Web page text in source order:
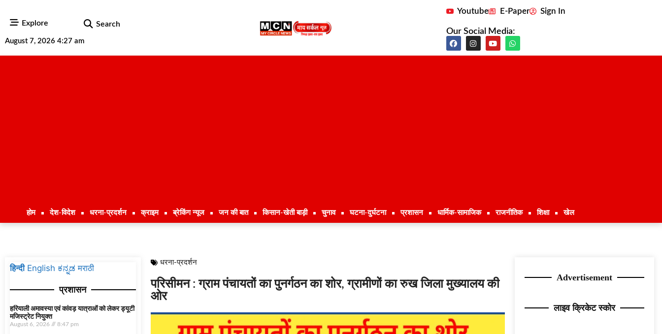
Explore Search
August 7, 2026 4:27 am
Youtube E-Paper Sign In
Our Social Media:
होम देश-विदेश धरना-प्रदर्शन क्राइम ब्रेकिंग न्यूज जन की बात किसान-खेती बाड़ी चुनाव घटना-दुर्घटना प्रशासन धार्मिक-सामाजिक राजनीतिक शिक्षा खेल
हिन्दी English ಕನ್ನಡ मराठी
प्रशासन
हरियाली अमावस्या एवं कांवड़ यात्राओं को लेकर ड्यूटी
मजिस्ट्रेट नियुक्त
August 6, 2026 8:47 pm
धरना-प्रदर्शन
परिसीमन : ग्राम पंचायतों का पुनर्गठन का शोर, ग्रामीणों का रुख जिला मुख्यालय की
ओर
Advertisement
लाइव क्रिकेट स्कोर